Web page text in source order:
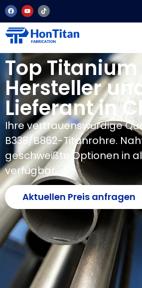
Top Titanium
Hersteller
Lieferant in
Ihre vertrauenswürdige
B338/B862-Titanrohre.
geschweißte Optionen in
verfügbar.
Aktuellen Preis anfragen